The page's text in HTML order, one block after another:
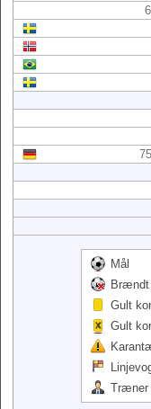
Mål
Brændt
Gult
Gult
Træner